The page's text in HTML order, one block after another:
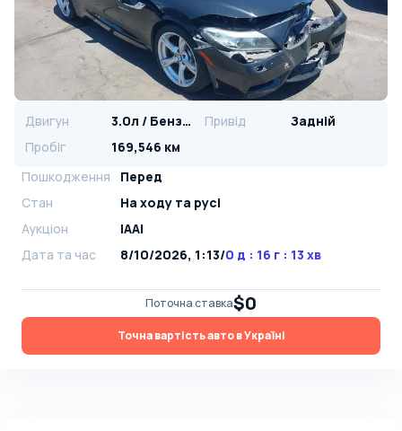
Двигун 3.0л / Бензин Привід
Задній
Пробіг
169,546 км
Пошкодження
Перед
Стан
На ​​ходу та русі
Аукціон
IAAI
Дата та час
8/10/2026, 1:13/0 д : 16 г : 13 хв
Поточна ставка$0
Точна вартість авто в Україні